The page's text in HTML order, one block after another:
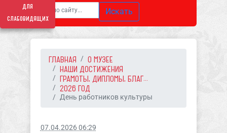
для
слабовидящих
Искать
ГЛАВНАЯ
О МУЗЕЕ
НАШИ ДОСТИЖЕНИЯ
ГРАМОТЫ, ДИПЛОМЫ, БЛАГ...
2026 ГОД
День работников культуры
07.04.2026 06:29